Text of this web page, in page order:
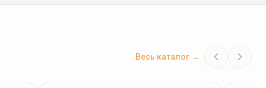
Весь каталог →